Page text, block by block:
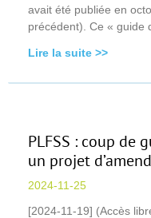
avait été publiée en
précédent). Ce « guide
Lire la suite >>
PLFSS : coup de
un projet
2024-11-25
[2024-11-19] (Accès